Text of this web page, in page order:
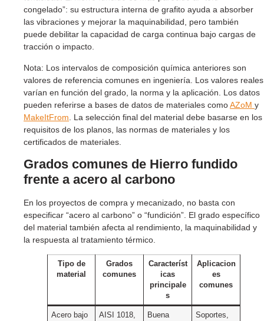
congelado”: su estructura interna de grafito ayuda a absorber
las vibraciones y mejorar la maquinabilidad, pero también
puede debilitar la capacidad de carga continua bajo cargas de
tracción o impacto.
Nota: Los intervalos de composición química anteriores son
valores de referencia comunes en ingeniería. Los valores reales
varían en función del grado, la norma y la aplicación. Los datos
pueden referirse a bases de datos de materiales comoAZoM y
MakeItFrom . La selección final del material debe basarse en los
requisitos de los planos, las normas de materiales y los
certificados de materiales.
Grados comunes de Hierro fundido
frente a acero al carbono
En los proyectos de compra y mecanizado, no basta con
especificar “acero al carbono” o “fundición”. El grado específico
del material también afecta al rendimiento, la maquinabilidad y
la respuesta al tratamiento térmico.
Tipo de
material
Grados
comunes
Característ
icas
principale
s
Aplicacion
es
comunes
Acero bajo
AISI 1018,
Buena
Soportes,